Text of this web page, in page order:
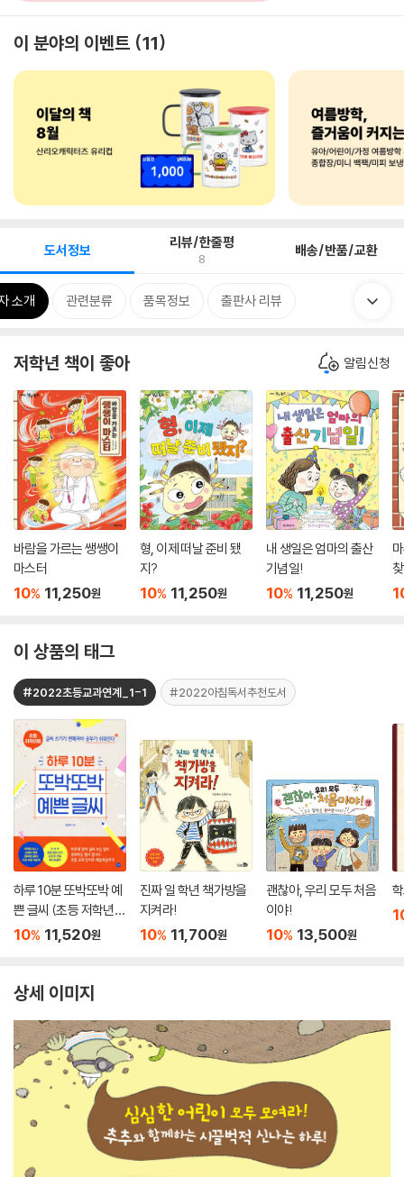
이 분야의 이벤트 11
도서정보 리뷰/한줄평
8 배송/반품/교환
소개 관련분류 품목정보 출판사 리뷰
저학년 책이 좋아 알림신청
바람을 가르는 쌩쌩이
마스터
10% 11,250원
형, 이제 떠날 준비 됐
지?
10% 11,250원
내 생일은 엄마의 출산
기념일!
10% 11,250원
이 상품의 태그
#2022초등교과연계_1-1 #2022아침독서추천도서
하루 10분 또박또박 예
쁜 글씨 (초등 저학년
용)
10% 11,520원
진짜 일 학년 책가방을
지켜라!
10% 11,700원
괜찮아, 우리 모두 처음
이야!
10% 13,500원
상세 이미지